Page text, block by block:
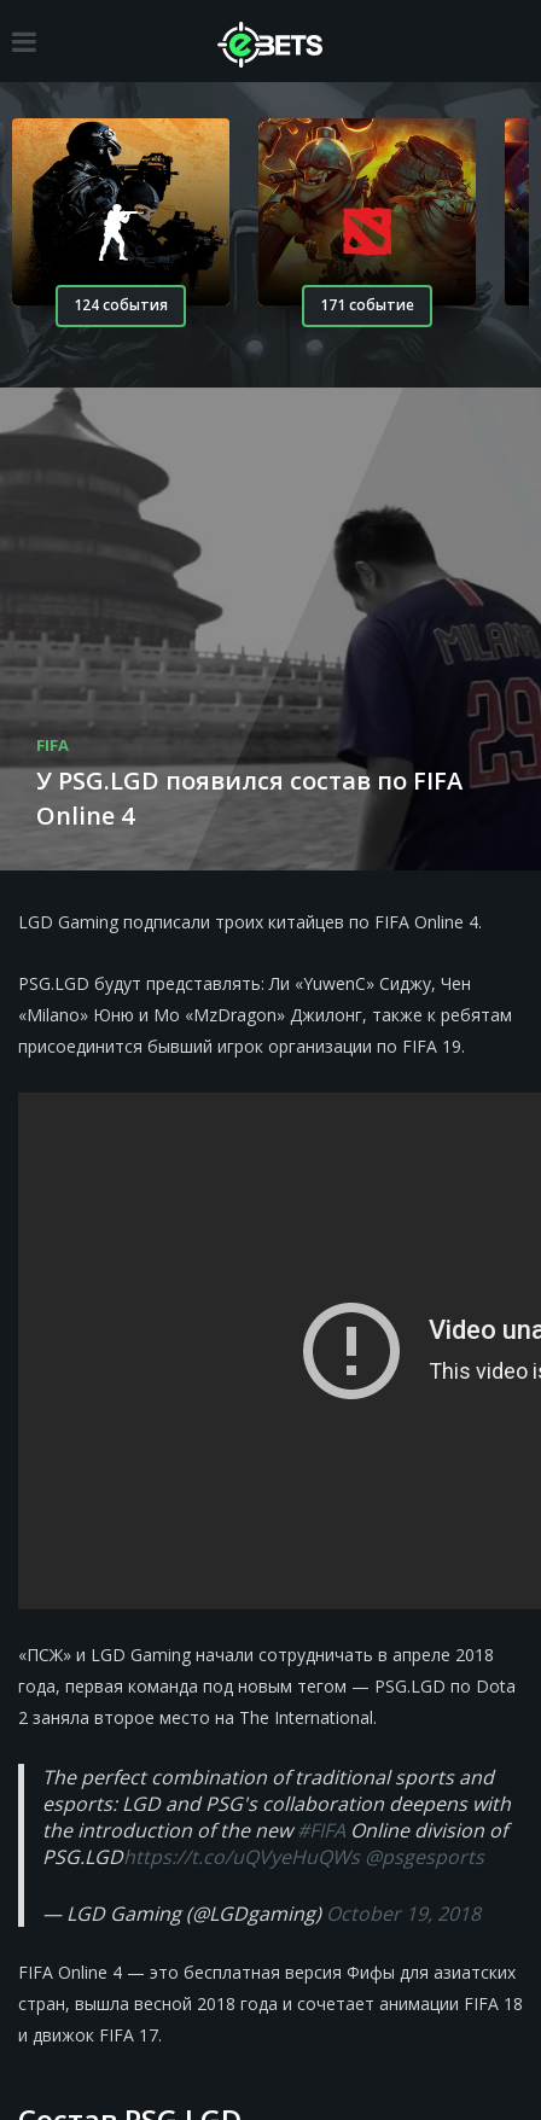
124 события 171 событие
FIFA
У PSG.LGD появился состав по FIFA
Online 4
LGD Gaming подписали троих китайцев по FIFA Online 4.
PSG.LGD будут представлять: Ли «YuwenС» Сиджу, Чен
«Milano» Юню и Мо «MzDragon» Джилонг, также к ребятам
присоединится бывший игрок организации по FIFA 19.
«ПСЖ» и LGD Gaming начали сотрудничать в апреле 2018
года, первая команда под новым тегом — PSG.LGD по Dota
2 заняла второе место на The International.
The perfect combination of traditional sports and
esports: LGD and PSG's collaboration deepens with
the introduction of the new#FIFA Online division of
PSG.LGDhttps://t.co/uQVyeHuQWs @psgesports
— LGD Gaming (@LGDgaming) October 19, 2018
FIFA Online 4 — это бесплатная версия Фифы для азиатских
стран, вышла весной 2018 года и сочетает анимации FIFA 18
и движок FIFA 17.